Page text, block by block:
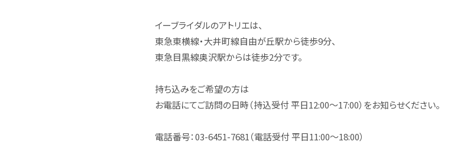
イーブライダルのアトリエは、
東急東横線・大井町線自由が丘駅から徒歩9分、
東急目黒線奥沢駅からは徒歩2分です。
持ち込みをご希望の方は
お電話にてご訪問の日時（持込受付 平日12:00～17:00）をお知らせください。
電話番号：03-6451-7681（電話受付 平日11:00～18:00）